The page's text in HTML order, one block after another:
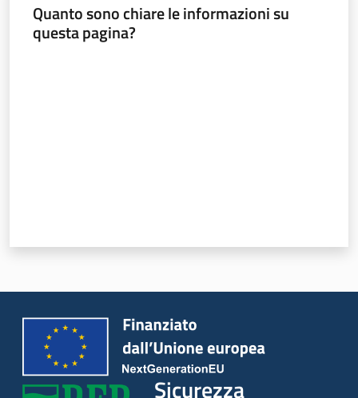
Quanto sono chiare le informazioni su
questa pagina?
Sicurezza